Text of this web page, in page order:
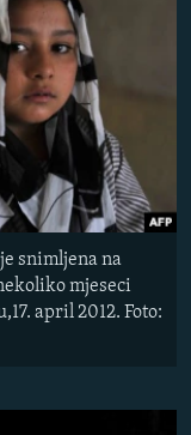
snimljena na
mjeseci
april 2012. Foto: